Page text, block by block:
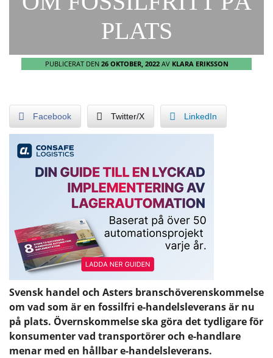
PLATS
PUBLICERAT DEN 26 OKTOBER, 2022AV KLARA ERIKSSON
Facebook Twitter/X LinkedIn
Svensk handel och Asters branschöverenskommelse
om vad som är en fossilfri e-handelsleverans är nu
på plats. Övernskommelse ska göra det tydligare för
konsumenter vad transportörer och e-handlare
menar med en hållbar e-handelsleverans.